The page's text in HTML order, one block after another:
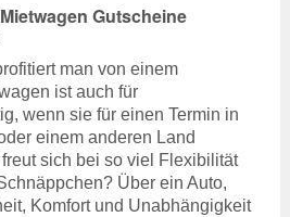
Gutscheine
man von einem
ist auch für
wenn sie für einen Termin in
einem anderen Land
sich bei so viel Flexibilität
Über ein Auto,
Komfort und Unabhängigkeit